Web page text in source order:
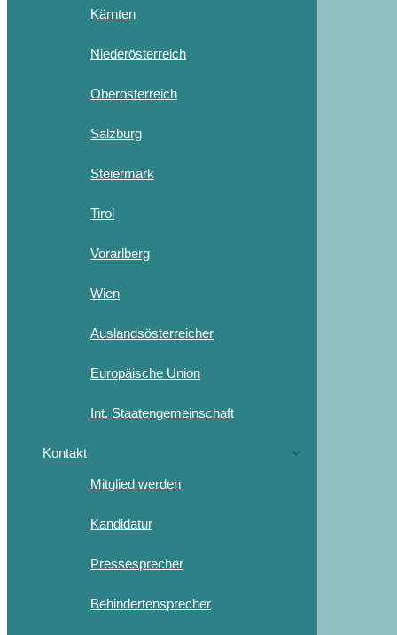
Kärnten
Niederösterreich
Oberösterreich
Salzburg
Steiermark
Tirol
Vorarlberg
Wien
Auslandsösterreicher
Europäische Union
Int. Staatengemeinschaft
Kontakt
Mitglied werden
Kandidatur
Pressesprecher
Behindertensprecher